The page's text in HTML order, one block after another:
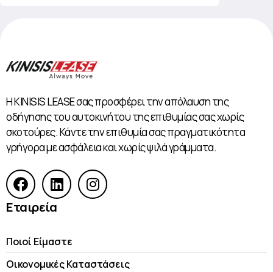
Η KINISIS LEASE σας προσφέρει την απόλαυση της
οδήγησης του αυτοκινήτου της επιθυμίας σας χωρίς
σκοτούρες. Κάντε την επιθυμία σας πραγματικότητα
γρήγορα με ασφάλεια και χωρίς ψιλά γράμματα.
Εταιρεία
Ποιοί Είμαστε
Οικονομικές Kαταστάσεις